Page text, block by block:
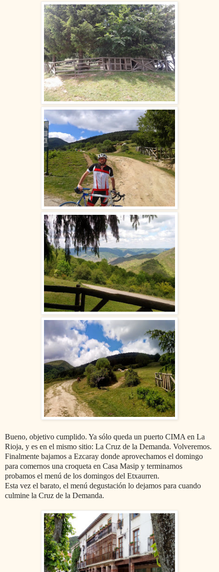
Bueno, objetivo cumplido. Ya sólo queda un puerto CIMA en La
Rioja, y es en el mismo sitio: La Cruz de la Demanda. Volveremos.
Finalmente bajamos a Ezcaray donde aprovechamos el domingo
para comernos una croqueta en Casa Masip y terminamos
probamos el menú de los domingos del Etxaurren.
Esta vez el barato, el menú degustación lo dejamos para cuando
culmine la Cruz de la Demanda.